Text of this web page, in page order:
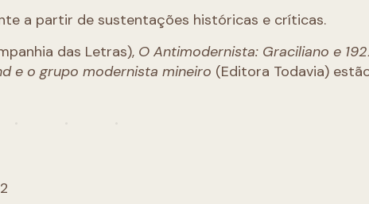
a partir de sustentações históricas e críticas.
das Letras), O Antimodernista: Graciliano e
e o grupo modernista mineiro (Editora Todavia)